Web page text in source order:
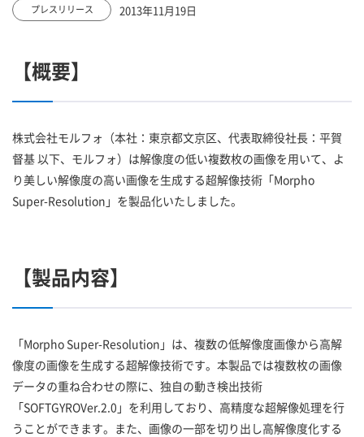
プレスリリース 2013年11月19日
【概要】
株式会社モルフォ（本社：東京都文京区、代表取締役社長：平賀
督基 以下、モルフォ）は解像度の低い複数枚の画像を用いて、よ
り美しい解像度の高い画像を生成する超解像技術「Morpho
Super-Resolution」を製品化いたしました。
【製品内容】
「Morpho Super-Resolution」は、複数の低解像度画像から高解
像度の画像を生成する超解像技術です。本製品では複数枚の画像
データの重ね合わせの際に、独自の動き検出技術
「SOFTGYROVer.2.0」を利用しており、高精度な超解像処理を行
うことができます。また、画像の一部を切り出し高解像度化する